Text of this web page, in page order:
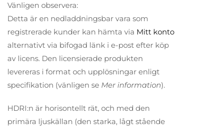
Vänligen observera:
Detta är en nedladdningsbar vara som
registrerade kunder kan hämta via Mitt konto
alternativt via bifogad länk i e-post efter köp
av licens. Den licensierade produkten
levereras i format och upplösningar enligt
specifikation (vänligen se Mer information).
HDRI:n är horisontellt rät, och med den
primära ljuskällan (den starka, lågt stående